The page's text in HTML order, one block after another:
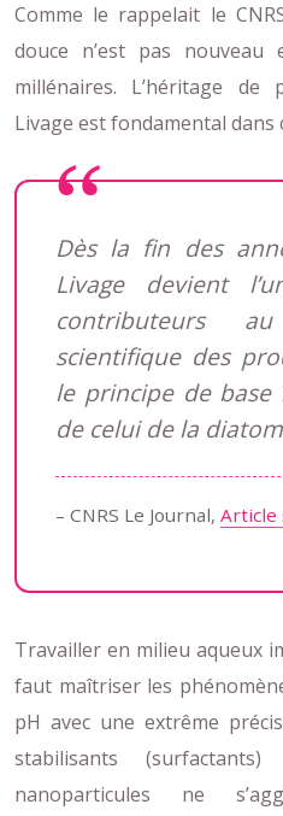
Comme le rappelait le
douce n’est pas nouveau
millénaires. L’héritage de
Livage est fondamental dans
Dès la fin des
Livage devient
contributeurs au
scientifique des
le principe de base
de celui de la
– CNRS Le Journal, Article
Travailler en milieu aqueux
faut maîtriser les
pH avec une extrême
stabilisants
nanoparticules ne